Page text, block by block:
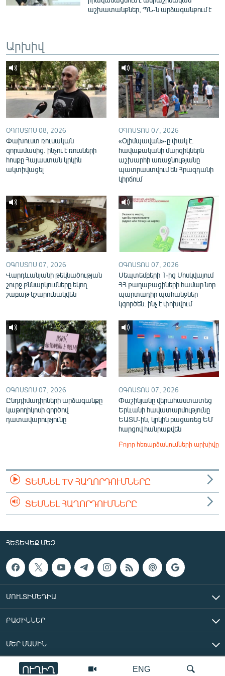
English
ՀԵՏԵՎԵՔ ՄԵԶ
ENG
ՈՒՂԻՂ
աշխատանքներ, ՊՆ-ն արձագանքում է
Արխիվ
ՕԳՈՍՏՈՍ 08, 2026
Փախուստ ռուսական
զորամասից. ինչու է ռուսների
հոսքը Հայաստան կրկին
ակտիվացել
ՕԳՈՍՏՈՍ 07, 2026
«Օլիմպավան»-ը փակ է.
հավաքականի մարզիկներն
աշխարհի առաջնությանը
պատրաստվում են Հրազդանի
կիրճում
ՕԳՈՍՏՈՍ 07, 2026
Վարդևանյանի թեկնածության
շուրջ քննարկումները եկող
շաբաթ կշարունակվեն
ՕԳՈՍՏՈՍ 07, 2026
Սեպտեմբերի 1-ից Մոսկվայում
ՀՀ քաղաքացիների համար նոր
պարտադիր պահանջներ
կգործեն. ինչ է փոխվում
ՕԳՈՍՏՈՍ 07, 2026
Ընդդիմադիրների արձագանքը
կաթողիկոսի գործով
դատավարությունը
ՕԳՈՍՏՈՍ 07, 2026
Փաշինյանը վերահաստատեց
Երևանի հավատարմությունը
ԵԱՏՄ-ին, կրկին բացառեց ԵՄ
հարցով հանրաքվեն
Բոլոր հեռարձակումների արխիվը
ՏԵՍՆԵԼ TV ՀԱՂՈՐԴՈՒՄՆԵՐԸ
ՏԵՍՆԵԼ ՀԱՂՈՐԴՈՒՄՆԵՐԸ
ՀԵՏԵՎԵՔ ՄԵԶ
ՄՈՒԼՏԻՄԵԴԻԱ
ԲԱԺԻՆՆԵՐ
ՄԵՐ ՄԱՍԻՆ
«Ազատ Եվրոպա/Ազատություն» ռադիոկայան © 2026